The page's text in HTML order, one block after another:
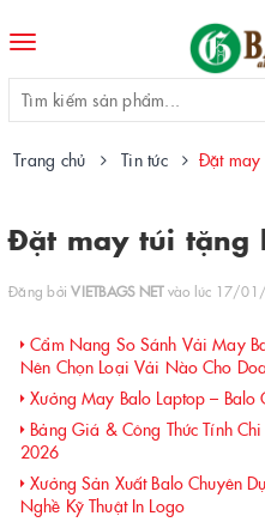
Toggle
Trang chủ Tin tức Đặt
Đặt may túi tặng
Đăng bởiVIETBAGS NETvào lúc 17/
Cẩm Nang So Sánh Vải May
Nên Chọn Loại Vải Nào Cho
Xưởng May Balo Laptop – Balo
Bảng Giá & Công Thức Tính
2026
Xưởng Sản Xuất Balo Chuyên
Nghề Kỹ Thuật In Logo